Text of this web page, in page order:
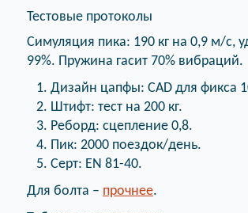
Тестовые протоколы
Симуляция пика: 190 кг на 0,9 м/с,
99%. Пружина гасит 70% вибраций.
Дизайн цапфы: CAD для фикса
Штифт: тест на 200 кг.
Реборд: сцепление 0,8.
Пик: 2000 поездок/день.
Серт: EN 81-40.
Для болта – прочнее.